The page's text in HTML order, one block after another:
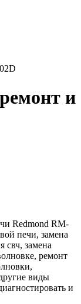
и
Redmond RM-
печи, замена
свч, замена
ремонт
виды
и